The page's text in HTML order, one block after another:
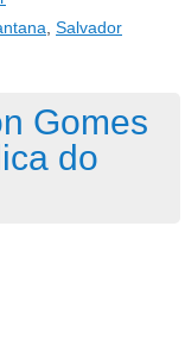
, Salvador
Gomes
do